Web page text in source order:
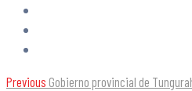
Previous Gobierno provincial de